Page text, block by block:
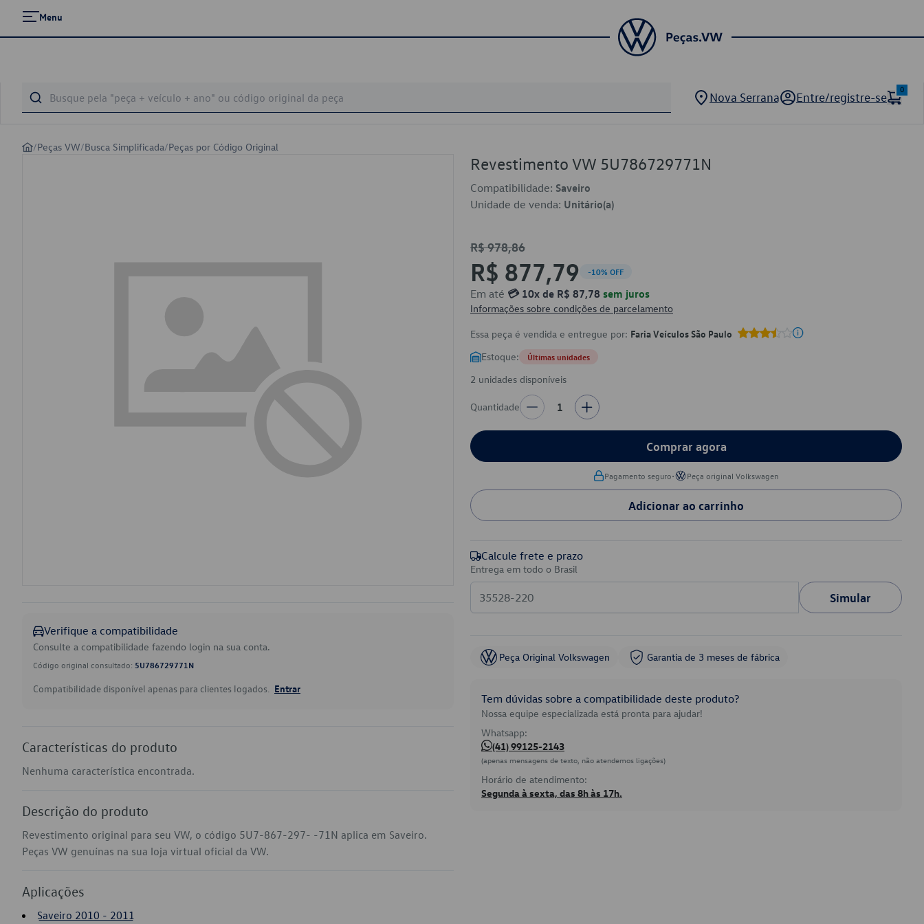
Menu
Nova Serrana Entre/registre-se
0
/Peças VW/Busca Simplificada/Peças por Código Original
Verifique a compatibilidade
Consulte a compatibilidade fazendo login na sua conta.
Código original consultado: 5U786729771N
Compatibilidade disponível apenas para clientes logados. Entrar
Características do produto
Nenhuma característica encontrada.
Descrição do produto
Revestimento original para seu VW, o código 5U7-867-297- -71N aplica em Saveiro.
Peças VW genuínas na sua loja virtual oficial da VW.
Aplicações
Saveiro 2010 - 2011
Revestimento VW 5U786729771N
Compatibilidade: Saveiro
Unidade de venda: Unitário(a)
R$ 978,86
R$ 877,79 -10% OFF
Em até 💳 10x de R$ 87,78 sem juros
Informações sobre condições de parcelamento
Essa peça é vendida e entregue por: Faria Veículos São Paulo
Estoque: Últimas unidades
2 unidades disponíveis
Quantidade 1
Comprar agora
Pagamento seguro• Peça original Volkswagen
Adicionar ao carrinho
Calcule frete e prazo
Entrega em todo o Brasil
Simular
Peça Original Volkswagen Garantia de 3 meses de fábrica
Tem dúvidas sobre a compatibilidade deste produto?
Nossa equipe especializada está pronta para ajudar!
Whatsapp:
(41) 99125-2143
(apenas mensagens de texto, não atendemos ligações)
Horário de atendimento:
Segunda à sexta, das 8h às 17h.